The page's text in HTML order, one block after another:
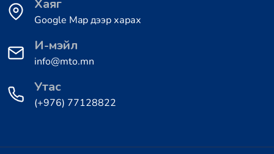
Хаяг
Google Map дээр харах
И-мэйл
info@mto.mn
Утас
(+976) 77128822